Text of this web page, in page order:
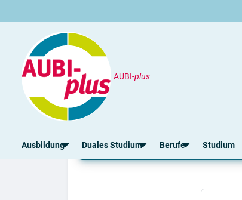
AUBI-plus
Ausbildung Duales Studium Berufe Studium
Ausbildung